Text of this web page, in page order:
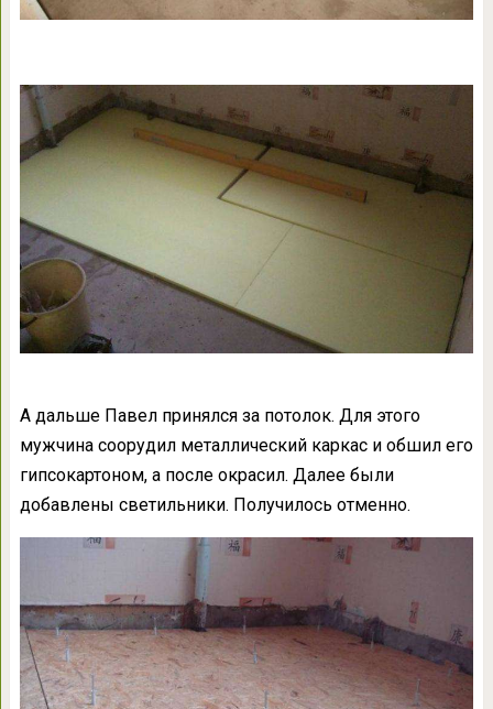
А дальше Павел принялся за потолок. Для этого
мужчина соорудил металлический каркас и обшил его
гипсокартоном, а после окрасил. Далее были
добавлены светильники. Получилось отменно.